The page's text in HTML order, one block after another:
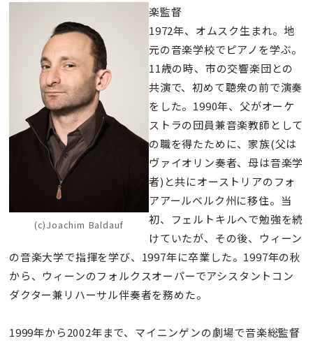
(c)Joachim Baldauf
楽監督
1972年、オムスク生まれ。地
元の音楽学校でピアノを学ぶ。
11歳の時、市の交響楽団との
共演で、初めて聴衆の前で演奏
をした。1990年、父がオーケ
ストラの団員兼音楽教師として
の職を得たために、家族(父は
ヴァイオリン奏者、母は音楽学
者)と共にオーストリアのフォ
アアールベルク州に移住。当
初、フェルトキルヘで勉強を続
けていたが、その後、ウィーン
の音楽大学で指揮を学び、1997年に卒業した。1997年の秋
から、ウィーンのフォルクスオーパーでアシスタントコン
ダクター兼リハーサル伴奏者を務めた。
1999年から2002年まで、マイニンゲンの劇場で音楽総監督